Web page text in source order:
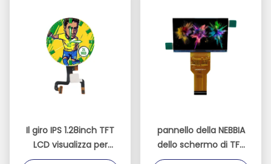
Il giro IPS 1.28inch TFT
LCD visualizza per
l'attrezzatura medica
pannello della NEBBIA
dello schermo di TFT
LCD del proiettore di